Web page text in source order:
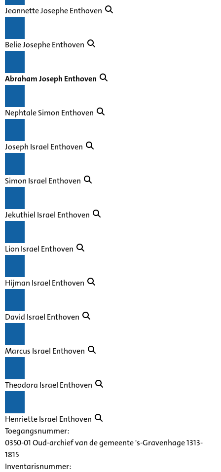
Jeannette Josephe Enthoven
Belie Josephe Enthoven
Abraham Joseph Enthoven
Nephtale Simon Enthoven
Joseph Israel Enthoven
Simon Israel Enthoven
Jekuthiel Israel Enthoven
Lion Israel Enthoven
Hijman Israel Enthoven
David Israel Enthoven
Marcus Israel Enthoven
Theodora Israel Enthoven
Henriette Israel Enthoven
Toegangsnummer:
0350-01 Oud-archief van de gemeente 's-Gravenhage 1313-
1815
Inventarisnummer: